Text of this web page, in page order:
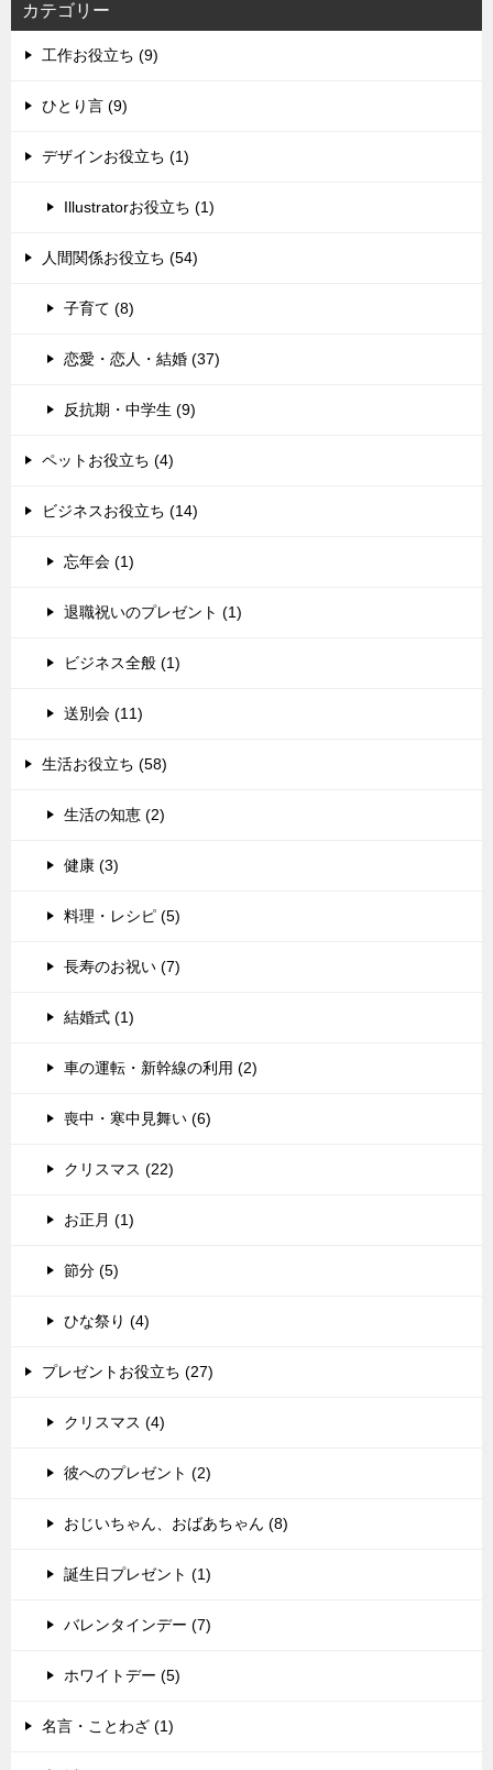
カテゴリー
工作お役立ち (9)
ひとり言 (9)
デザインお役立ち (1)
Illustratorお役立ち (1)
人間関係お役立ち (54)
子育て (8)
恋愛・恋人・結婚 (37)
反抗期・中学生 (9)
ペットお役立ち (4)
ビジネスお役立ち (14)
忘年会 (1)
退職祝いのプレゼント (1)
ビジネス全般 (1)
送別会 (11)
生活お役立ち (58)
生活の知恵 (2)
健康 (3)
料理・レシピ (5)
長寿のお祝い (7)
結婚式 (1)
車の運転・新幹線の利用 (2)
喪中・寒中見舞い (6)
クリスマス (22)
お正月 (1)
節分 (5)
ひな祭り (4)
プレゼントお役立ち (27)
クリスマス (4)
彼へのプレゼント (2)
おじいちゃん、おばあちゃん (8)
誕生日プレゼント (1)
バレンタインデー (7)
ホワイトデー (5)
名言・ことわざ (1)